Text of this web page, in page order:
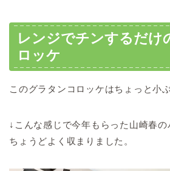
レンジでチンするだけ
ロッケ
このグラタンコロッケはちょっと小
↓こんな感じで今年もらった山崎春
ちょうどよく収まりました。